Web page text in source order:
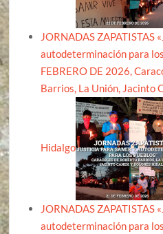
JORNADAS ZAPATISTAS
autodeterminación para
FEBRERO DE 2026,
Barrios, La Unión, Jacinto
Hidalgo
JORNADAS ZAPATISTAS
autodeterminación para